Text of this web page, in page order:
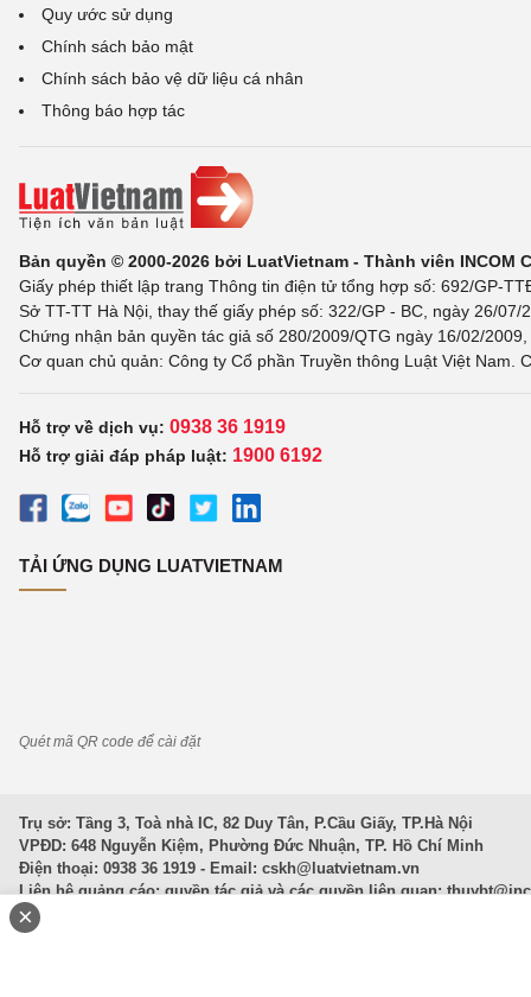
Quy ước sử dụng
Chính sách bảo mật
Chính sách bảo vệ dữ liệu cá nhân
Thông báo hợp tác
Bản quyền © 2000-2026 bởi LuatVietnam - Thành viên INCOM
Giấy phép thiết lập trang Thông tin điện tử tổng hợp số: 692/GP-
Sở TT-TT Hà Nội, thay thế giấy phép số: 322/GP - BC, ngày 26/
Chứng nhận bản quyền tác giả số 280/2009/QTG ngày 16/02/
Cơ quan chủ quản: Công ty Cổ phần Truyền thông Luật Việt Nam.
Hỗ trợ về dịch vụ: 0938 36 1919
Hỗ trợ giải đáp pháp luật: 1900 6192
TẢI ỨNG DỤNG LUATVIETNAM
Quét mã QR code để cài đặt
Trụ sở: Tầng 3, Toà nhà IC, 82 Duy Tân, P.Cầu Giấy, TP.Hà Nội
VPĐD: 648 Nguyễn Kiệm, Phường Đức Nhuận, TP. Hồ Chí Minh
Điện thoại: 0938 36 1919 - Email: cskh@luatvietnam.vn
Liên hệ quảng cáo; quyền tác giả và các quyền liên quan:
Văn Bản Pháp Luật
×